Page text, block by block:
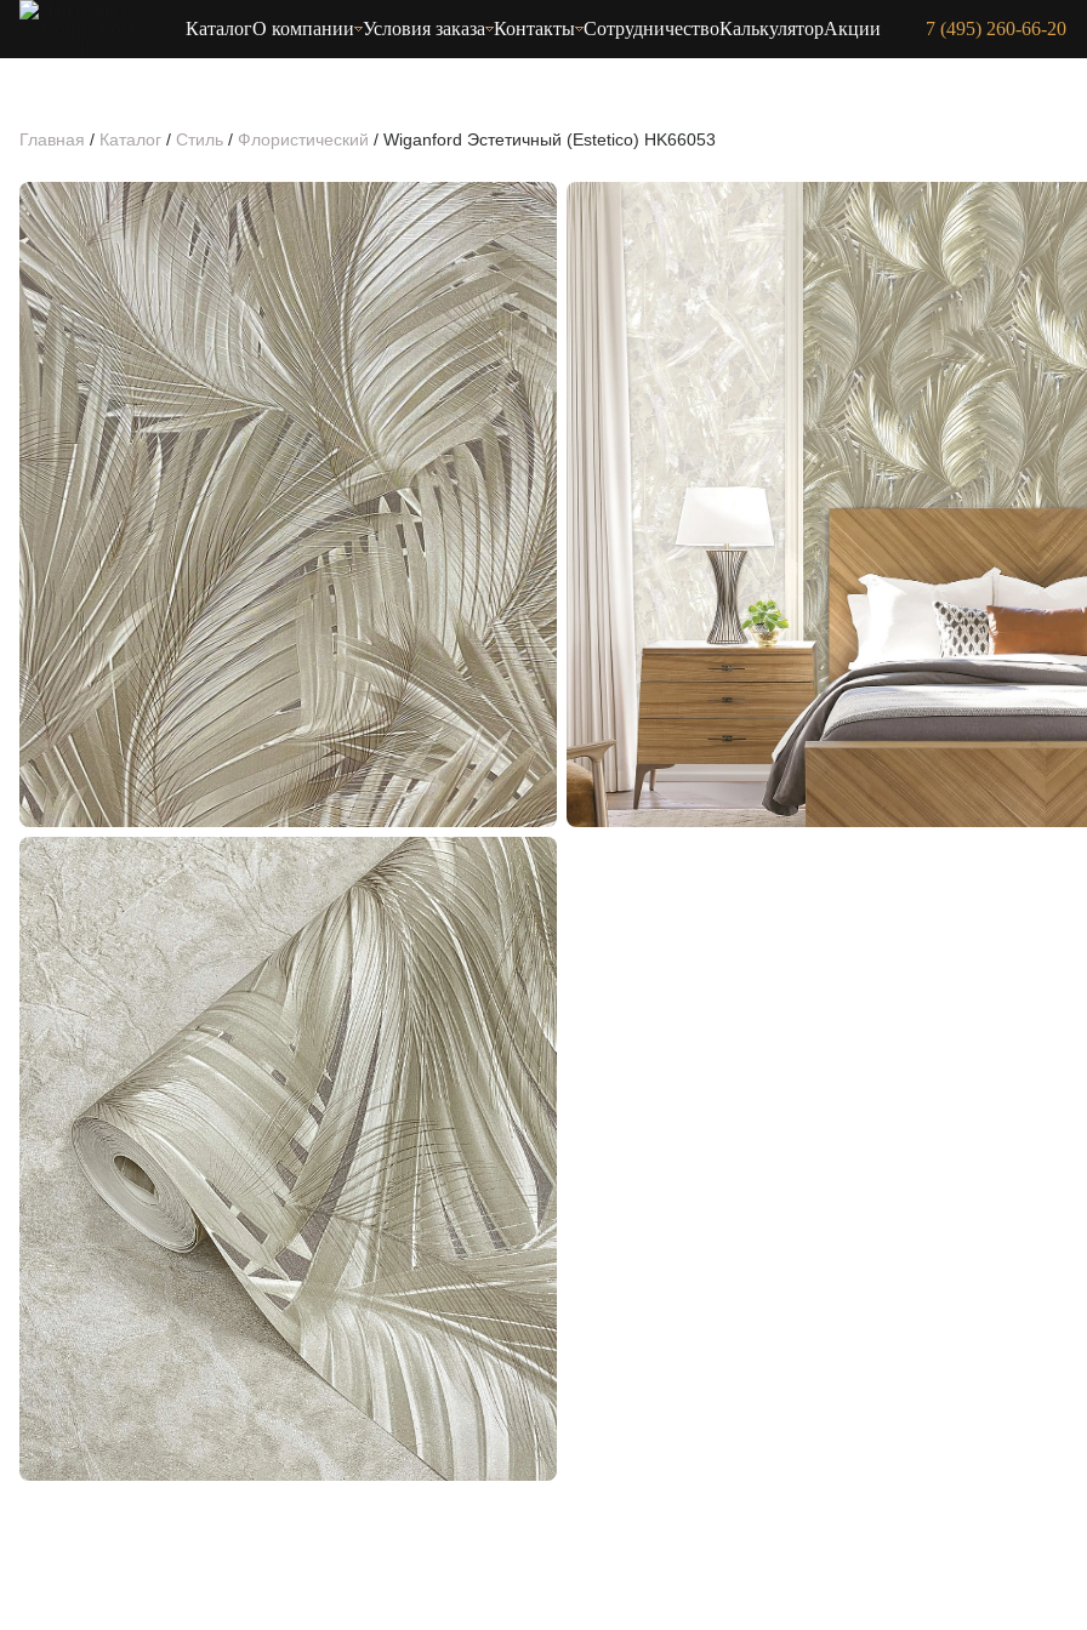
КаталогО компании Условия заказа Контакты СотрудничествоКалькуляторАкции 7 (495) 260-66-20
Главная / Каталог / Стиль / Флористический / Wiganford Эстетичный (Estetico) HK66053